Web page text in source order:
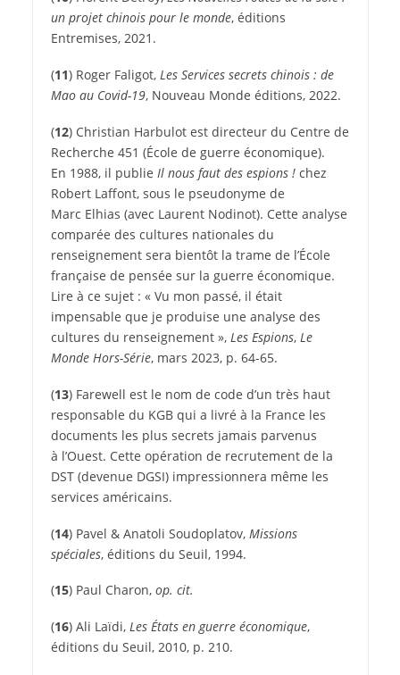
un projet chinois pour le monde, éditions
Entremises, 2021.
(11)Roger Faligot, Les Services secrets chinois : de
Mao au Covid-19, Nouveau Monde éditions, 2022.
(12)Christian Harbulot est directeur du Centre de
Recherche 451 (École de guerre économique).
En 1988, il publie Il nous faut des espions ! chez
Robert Laffont, sous le pseudonyme de
Marc Elhias (avec Laurent Nodinot). Cette analyse
comparée des cultures nationales du
renseignement sera bientôt la trame de l’École
française de pensée sur la guerre économique.
Lire à ce sujet : « Vu mon passé, il était
impensable que je produise une analyse des
cultures du renseignement », Les Espions, Le
Monde Hors-Série, mars 2023, p. 64-65.
(13)Farewell est le nom de code d’un très haut
responsable du KGB qui a livré à la France les
documents les plus secrets jamais parvenus
à l’Ouest. Cette opération de recrutement de la
DST (devenue DGSI) impressionnera même les
services américains.
(14)Pavel & Anatoli Soudoplatov, Missions
spéciales, éditions du Seuil, 1994.
(15)Paul Charon, op. cit.
(16)Ali Laïdi, Les États en guerre économique,
éditions du Seuil, 2010, p. 210.